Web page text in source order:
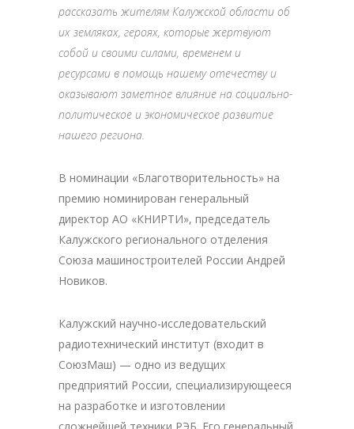
рассказать жителям Калужской области об
их земляках, героях, которые жертвуют
собой и своими силами, временем и
ресурсами в помощь нашему отечеству и
оказывают заметное влияние на социально-
политическое и экономическое развитие
нашего региона.
В номинации «Благотворительность» на
премию номинирован генеральный
директор АО «КНИРТИ», председатель
Калужского регионального отделения
Союза машиностроителей России Андрей
Новиков.
Калужский научно-исследовательский
радиотехнический институт (входит в
СоюзМаш) — одно из ведущих
предприятий России, специализирующееся
на разработке и изготовлении